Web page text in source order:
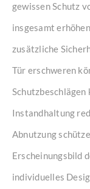
gewissen Schutz
insgesamt
zusätzliche
Tür erschweren
Instandhaltung
Abnutzung
Erscheinungsbild
individuelles